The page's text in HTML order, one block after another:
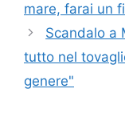
mare, farai un
Scandalo a
tutto nel
genere"